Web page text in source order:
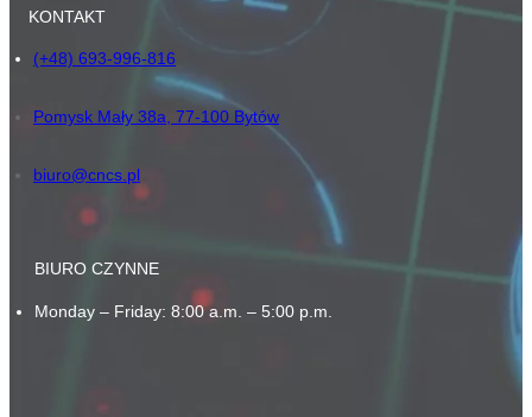
KONTAKT
(+48) 693-996-816
Pomysk Mały 38a, 77-100 Bytów
biuro@cncs.pl
BIURO CZYNNE
Monday – Friday: 8:00 a.m. – 5:00 p.m.